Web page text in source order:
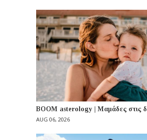
BOOM asterology | Μαμάδες στις
AUG 06, 2026